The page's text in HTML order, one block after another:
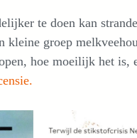
te doen kan
groep
hoe moeilijk het is,